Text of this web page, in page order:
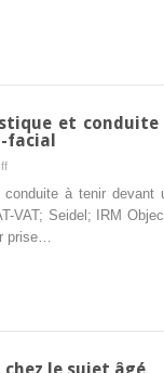
et conduite
facial
on
(Item
201).
tenir
conduite à tenir devant
VAT; Seidel; IRM
prise…